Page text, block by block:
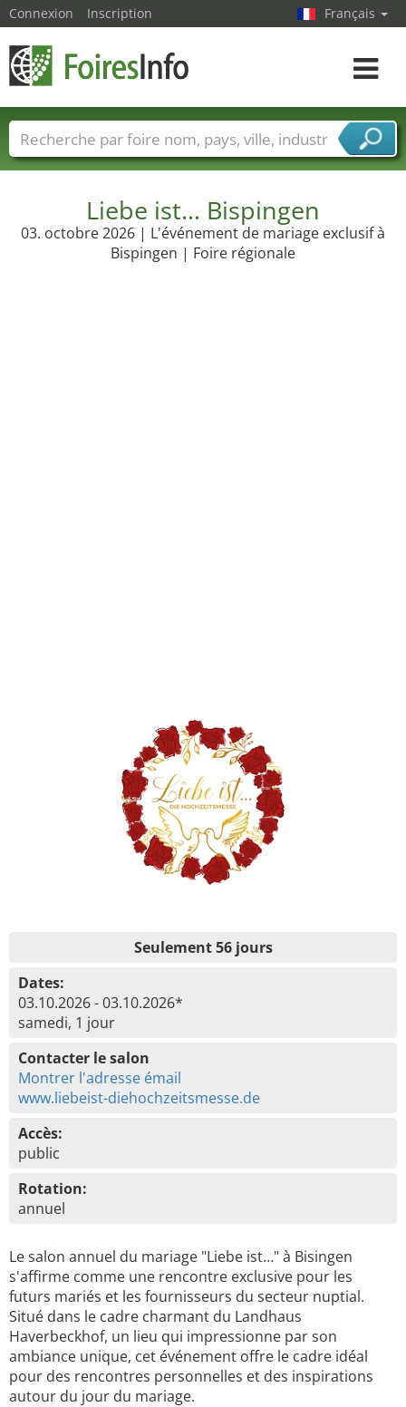
Liebe ist… Bispingen
03. octobre 2026 | L'événement de mariage exclusif à
Bispingen | Foire régionale
Seulement 56 jours
Dates:
03.10.2026 - 03.10.2026*
samedi, 1 jour
Contacter le salon
Montrer l'adresse émail
www.liebeist-diehochzeitsmesse.de
Accès:
public
Rotation:
annuel
Le salon annuel du mariage "Liebe ist…" à Bisingen
s'affirme comme une rencontre exclusive pour les
futurs mariés et les fournisseurs du secteur nuptial.
Situé dans le cadre charmant du Landhaus
Haverbeckhof, un lieu qui impressionne par son
ambiance unique, cet événement offre le cadre idéal
pour des rencontres personnelles et des inspirations
autour du jour du mariage.
Connexion Inscription Français
Toggle
Foire noms Pays Villes
Secteurs de foire